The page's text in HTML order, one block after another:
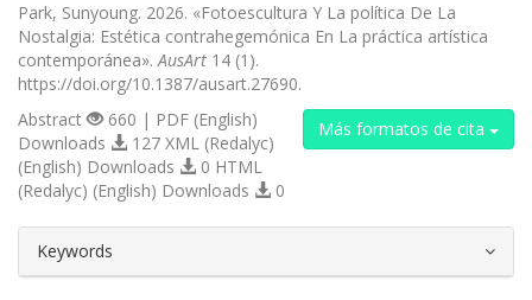
Park, Sunyoung. 2026. «Fotoescultura Y La política De La
Nostalgia: Estética contrahegemónica En La práctica artística
contemporánea».AusArt 14 (1).
https://doi.org/10.1387/ausart.27690.
Más formatos de cita
Abstract
660 | PDF (English)
Downloads
127 XML (Redalyc)
(English) Downloads
0 HTML
(Redalyc) (English) Downloads
0
Keywords